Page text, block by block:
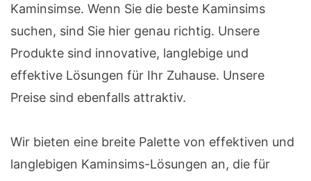
Kaminsimse. Wenn Sie die beste Kaminsims
suchen, sind Sie hier genau richtig. Unsere
Produkte sind innovative, langlebige und
effektive Lösungen für Ihr Zuhause. Unsere
Preise sind ebenfalls attraktiv.
Wir bieten eine breite Palette von effektiven und
langlebigen Kaminsims-Lösungen an, die für